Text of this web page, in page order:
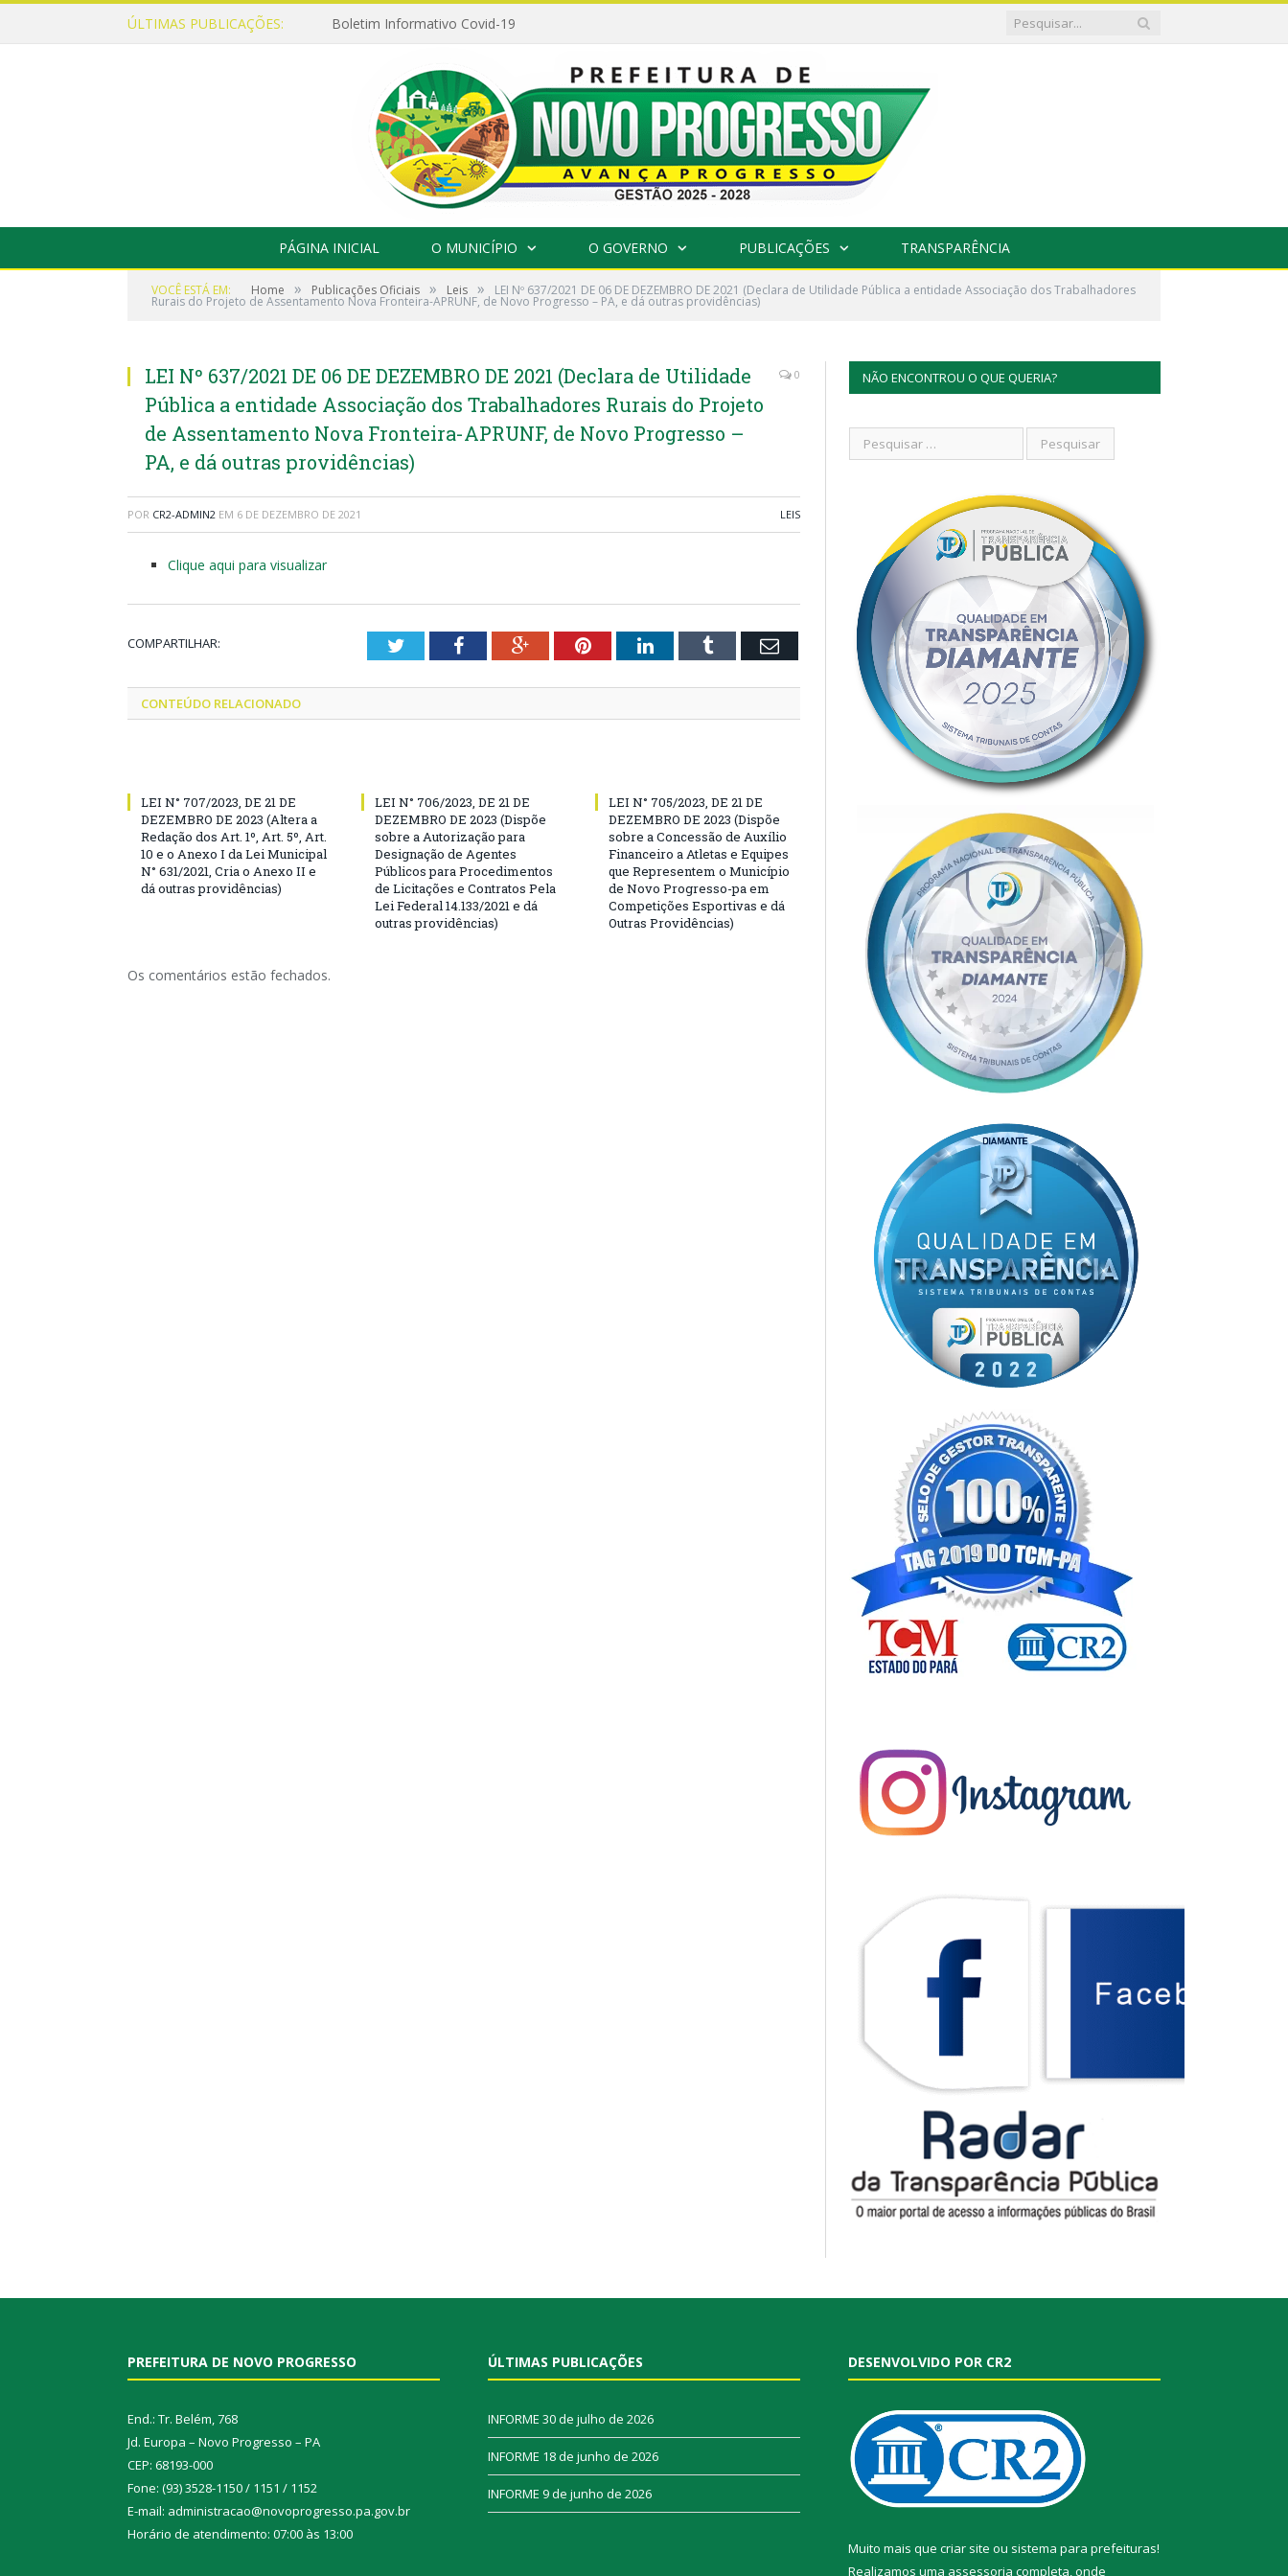
ÚLTIMAS PUBLICAÇÕES: Boletim Informativo Covid-19
PÁGINA INICIAL O MUNICÍPIO O GOVERNO PUBLICAÇÕES TRANSPARÊNCIA
VOCÊ ESTÁ EM: Home » Publicações Oficiais » Leis » LEI Nº 637/2021 DE 06 DE DEZEMBRO DE 2021 (Declara de Utilidade Pública a entidade Associação dos Trabalhadores
Rurais do Projeto de Assentamento Nova Fronteira-APRUNF, de Novo Progresso – PA, e dá outras providências)
LEI Nº 637/2021 DE 06 DE DEZEMBRO DE 2021 (Declara de Utilidade
Pública a entidade Associação dos Trabalhadores Rurais do Projeto
de Assentamento Nova Fronteira-APRUNF, de Novo Progresso –
PA, e dá outras providências)
0
POR CR2-ADMIN2 EM 6 DE DEZEMBRO DE 2021 LEIS
Clique aqui para visualizar
COMPARTILHAR: TwitterFacebookGoogle+PinterestLinkedInTumblr Email
CONTEÚDO RELACIONADO
LEI N° 707/2023, DE 21 DE
DEZEMBRO DE 2023 (Altera a
Redação dos Art. 1º, Art. 5º, Art.
10 e o Anexo I da Lei Municipal
N° 631/2021, Cria o Anexo II e
dá outras providências)
LEI N° 706/2023, DE 21 DE
DEZEMBRO DE 2023 (Dispõe
sobre a Autorização para
Designação de Agentes
Públicos para Procedimentos
de Licitações e Contratos Pela
Lei Federal 14.133/2021 e dá
outras providências)
LEI N° 705/2023, DE 21 DE
DEZEMBRO DE 2023 (Dispõe
sobre a Concessão de Auxílio
Financeiro a Atletas e Equipes
que Representem o Município
de Novo Progresso-pa em
Competições Esportivas e dá
Outras Providências)
Os comentários estão fechados.
NÃO ENCONTROU O QUE QUERIA?
PREFEITURA DE NOVO PROGRESSO
End.: Tr. Belém, 768
Jd. Europa – Novo Progresso – PA
CEP: 68193-000
Fone: (93) 3528-1150 / 1151 / 1152
E-mail: administracao@novoprogresso.pa.gov.br
Horário de atendimento: 07:00 às 13:00
ÚLTIMAS PUBLICAÇÕES
INFORME 30 de julho de 2026
INFORME 18 de junho de 2026
INFORME 9 de junho de 2026
DESENVOLVIDO POR CR2
Muito mais que criar site ou sistema para prefeituras!
Realizamos uma assessoria completa, onde